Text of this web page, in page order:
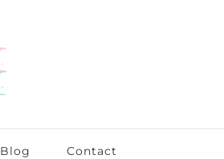
Blog Contact